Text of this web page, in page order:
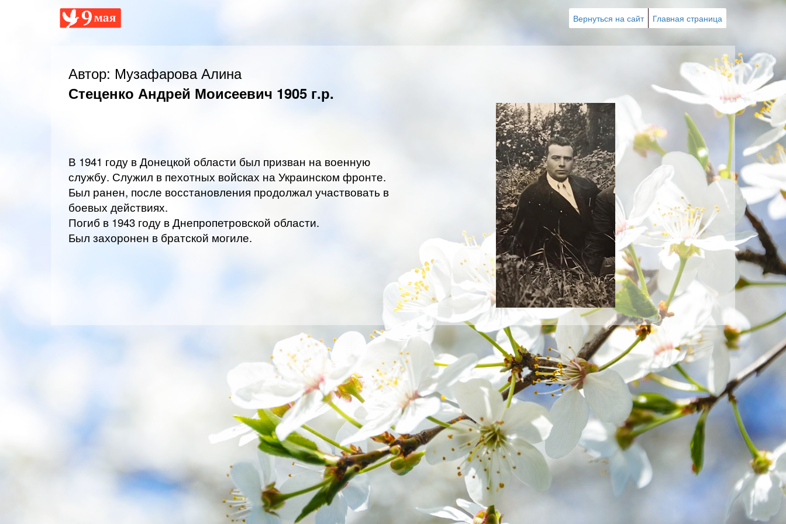
Вернуться на сайт Главная страница
Автор: Музафарова Алина
Стеценко Андрей Моисеевич 1905 г.р.
В 1941 году в Донецкой области был призван на военную
службу. Служил в пехотных войсках на Украинском фронте.
Был ранен, после восстановления продолжал участвовать в
боевых действиях.
Погиб в 1943 году в Днепропетровской области.
Был захоронен в братской могиле.